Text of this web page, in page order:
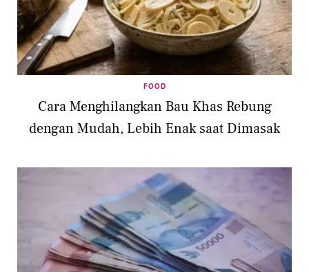
FOOD
Cara Menghilangkan Bau Khas Rebung
dengan Mudah, Lebih Enak saat Dimasak